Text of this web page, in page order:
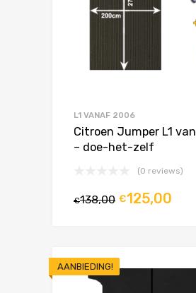
L1 VANAF 2006
Citroen Jumper L1
– doe-het-zelf
(0 reviews)
€138,00 €125,00
AANBIEDING!